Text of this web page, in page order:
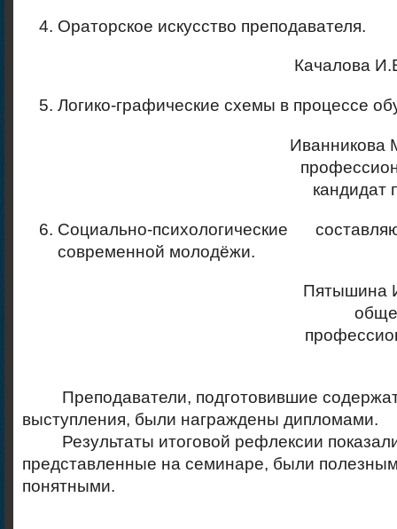
Ораторское искусство преподавателя.
Качалова
Логико-графические схемы в процессе
Иванникова
кандидат
Социально-психологические
современной молодёжи.
Пятышина
Преподаватели, подготовившие
выступления, были награждены дипломами.
Результаты итоговой рефлексии
представленные на семинаре, были
понятными.